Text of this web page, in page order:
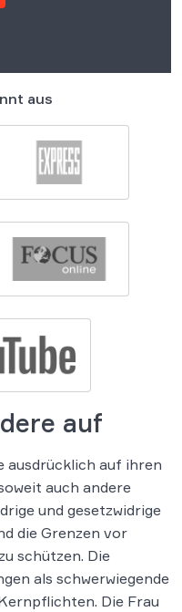
aus
auf
ausdrücklich auf ihren
auch andere
und gesetzwidrige
die Grenzen vor
schützen. Die
als schwerwiegende
Die Frau